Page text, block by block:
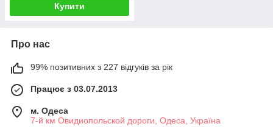
Купити
Про нас
99% позитивних з 227 відгуків за рік
Працює з 03.07.2013
м. Одеса
7-й км Овидиопольской дороги, Одеса, Україна